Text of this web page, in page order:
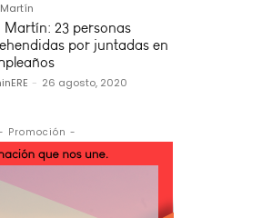
Martín: 23 personas
por juntadas en
- 26 agosto, 2020
Promoción -